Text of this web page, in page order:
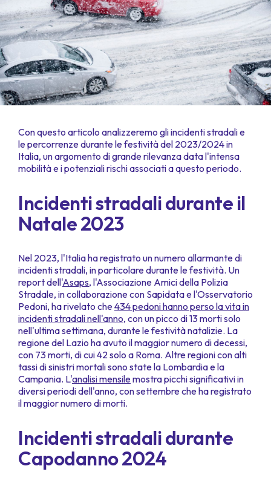
Con questo articolo analizzeremo gli incidenti stradali e
le percorrenze durante le festività del 2023/2024 in
Italia, un argomento di grande rilevanza data l'intensa
mobilità e i potenziali rischi associati a questo periodo.
Incidenti stradali durante il
Natale 2023
Nel 2023, l'Italia ha registrato un numero allarmante di
incidenti stradali, in particolare durante le festività. Un
report dell'Asaps, l'Associazione Amici della Polizia
Stradale, in collaborazione con Sapidata e l'Osservatorio
Pedoni, ha rivelato che434 pedoni hanno perso la vita in
incidenti stradali nell'anno, con un picco di 13 morti solo
nell'ultima settimana, durante le festività natalizie. La
regione del Lazio ha avuto il maggior numero di decessi,
con 73 morti, di cui 42 solo a Roma. Altre regioni con alti
tassi di sinistri mortali sono state la Lombardia e la
Campania. L'analisi mensilemostra picchi significativi in
diversi periodi dell'anno, con settembre che ha registrato
il maggior numero di morti.
Incidenti stradali durante
Capodanno 2024